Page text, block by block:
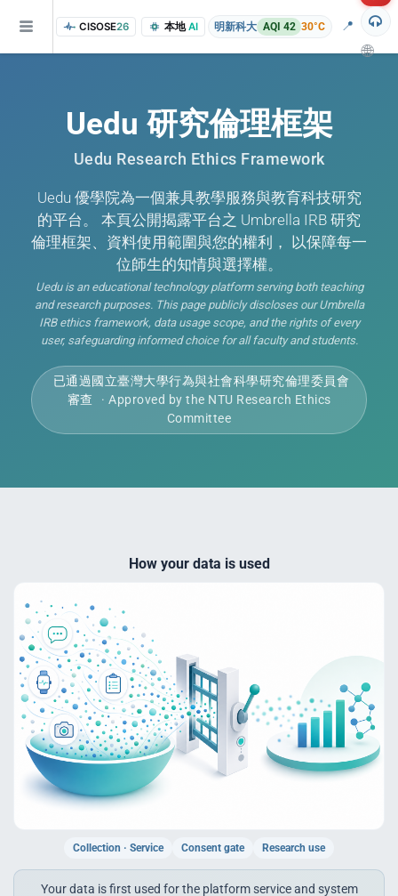
research findings, in addition to the course project website and
CISOSE26 本地AI 明新科大 AQI 42 30°C 📍
🌐
Uedu 研究倫理框架
Uedu Research Ethics Framework
Uedu 優學院為一個兼具教學服務與教育科技研究
的平台。 本頁公開揭露平台之 Umbrella IRB 研究
倫理框架、資料使用範圍與您的權利， 以保障每一
位師生的知情與選擇權。
Uedu is an educational technology platform serving both teaching
and research purposes. This page publicly discloses our Umbrella
IRB ethics framework, data usage scope, and the rights of every
user, safeguarding informed choice for all faculty and students.
已通過國立臺灣大學行為與社會科學研究倫理委員會
審查
· Approved by the NTU Research Ethics
Committee
How your data is used
Collection · Service Consent gate Research use
Your data is first used for the platform service and system